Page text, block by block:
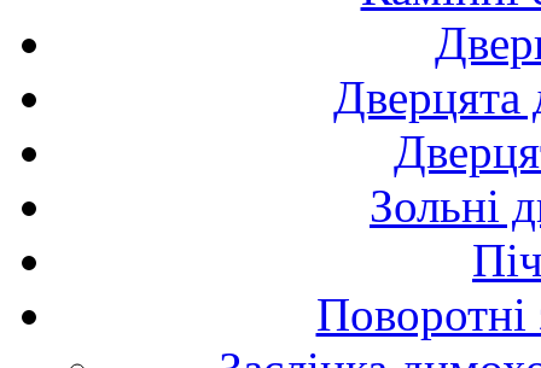
Дверцята
Зольні
Поворотні